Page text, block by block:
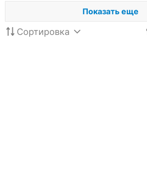
Показать еще
Сортировка